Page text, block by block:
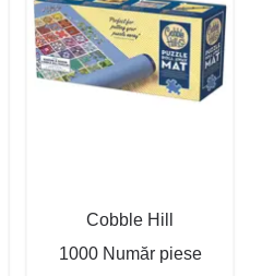
Cobble Hill
1000 Număr piese